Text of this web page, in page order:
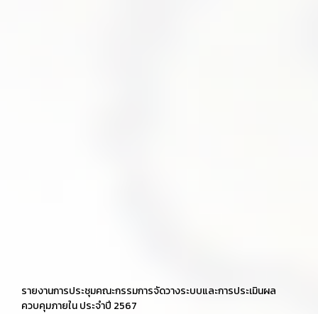
รายงานการประชุมคณะกรรมการจัดวางระบบและการประเมินผล
ควบคุมภายใน ประจำปี 2567